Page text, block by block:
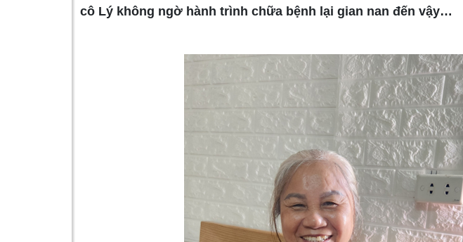
cô Lý không ngờ hành trình chữa bệnh lại gian nan đến vậy…